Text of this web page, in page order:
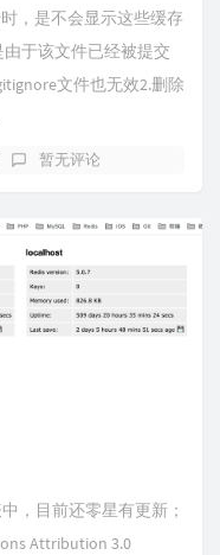
，是不会显示这些缓存
于该文件已经被提交
文件也无效2.删除
暂无评论
，目前还零星有更新；
Attribution 3.0